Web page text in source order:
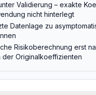
Validierung – exakte
nicht hinterlegt
Datenlage zu
Risikoberechnung erst
der Originalkoeffizienten